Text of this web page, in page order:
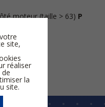
moteur (taille > 63) P
site,
réaliser
la
site.